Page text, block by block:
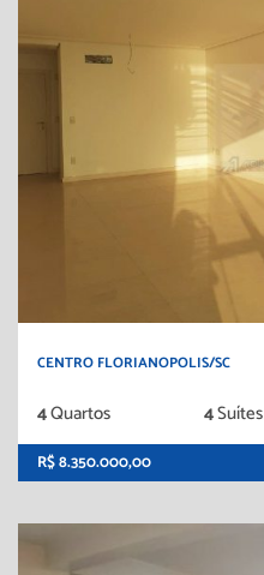
CENTRO FLORIANOPOLIS/SC
4Quartos 4Suítes
R$ 8.350.000,00